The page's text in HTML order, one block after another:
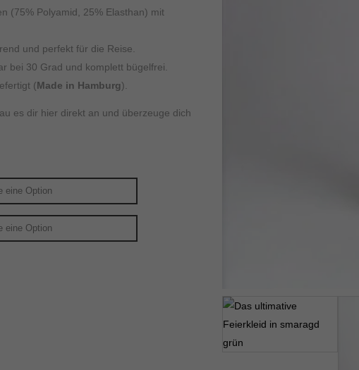
(75% Polyamid, 25% Elasthan) mit
und perfekt für die Reise.
bei 30 Grad und komplett bügelfrei.
(Made in Hamburg).
es dir hier direkt an und überzeuge dich
helfen uns zu verstehen, wie unsere Besucher unsere Website nutzen.
um personalisierte Werbung anzuzeigen. Sie tun dies, indem sie Besucher über